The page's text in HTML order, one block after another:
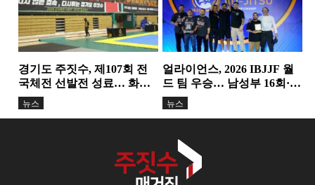
경기도 주짓수, 제107회 전
국체전 선발전 성료… 화합
과 도약의 무대 마련
뉴스
얼라이언스, 2026 IBJJF 월
드 팀 우승… 남성부 16회·여
성부 11회 정상
뉴스